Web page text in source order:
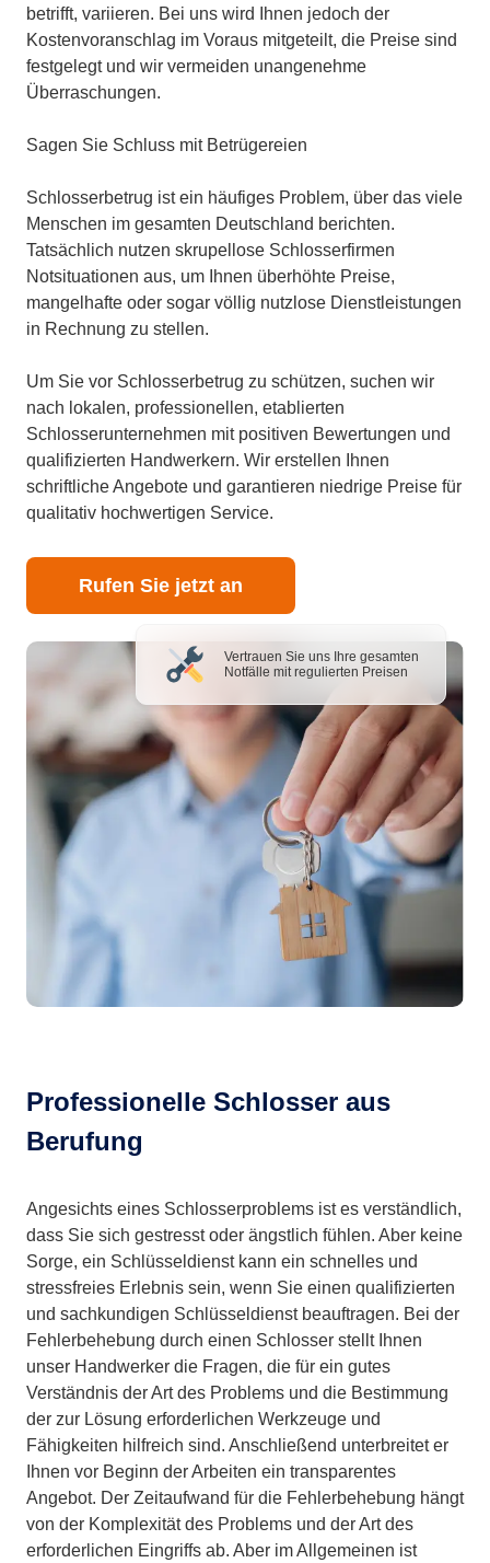
betrifft, variieren. Bei uns wird Ihnen jedoch der
Kostenvoranschlag im Voraus mitgeteilt, die Preise sind
festgelegt und wir vermeiden unangenehme
Überraschungen.
Sagen Sie Schluss mit Betrügereien
Schlosserbetrug ist ein häufiges Problem, über das viele
Menschen im gesamten Deutschland berichten.
Tatsächlich nutzen skrupellose Schlosserfirmen
Notsituationen aus, um Ihnen überhöhte Preise,
mangelhafte oder sogar völlig nutzlose Dienstleistungen
in Rechnung zu stellen.
Um Sie vor Schlosserbetrug zu schützen, suchen wir
nach lokalen, professionellen, etablierten
Schlosserunternehmen mit positiven Bewertungen und
qualifizierten Handwerkern. Wir erstellen Ihnen
schriftliche Angebote und garantieren niedrige Preise für
qualitativ hochwertigen Service.
Rufen Sie jetzt an
Vertrauen Sie uns Ihre gesamten
Notfälle mit regulierten Preisen
Professionelle Schlosser aus
Berufung
Angesichts eines Schlosserproblems ist es verständlich,
dass Sie sich gestresst oder ängstlich fühlen. Aber keine
Sorge, ein Schlüsseldienst kann ein schnelles und
stressfreies Erlebnis sein, wenn Sie einen qualifizierten
und sachkundigen Schlüsseldienst beauftragen. Bei der
Fehlerbehebung durch einen Schlosser stellt Ihnen
unser Handwerker die Fragen, die für ein gutes
Verständnis der Art des Problems und die Bestimmung
der zur Lösung erforderlichen Werkzeuge und
Fähigkeiten hilfreich sind. Anschließend unterbreitet er
Ihnen vor Beginn der Arbeiten ein transparentes
Angebot. Der Zeitaufwand für die Fehlerbehebung hängt
von der Komplexität des Problems und der Art des
erforderlichen Eingriffs ab. Aber im Allgemeinen ist